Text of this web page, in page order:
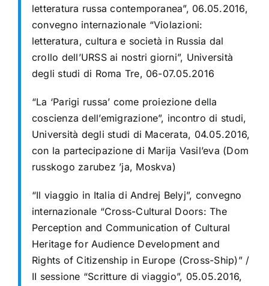
letteratura russa contemporanea”, 06.05.2016,
convegno internazionale “Violazioni:
letteratura, cultura e società in Russia dal
crollo dell’URSS ai nostri giorni”, Università
degli studi di Roma Tre, 06-07.05.2016
“La ‘Parigi russa’ come proiezione della
coscienza dell’emigrazione”, incontro di studi,
Università degli studi di Macerata, 04.05.2016,
con la partecipazione di Marija Vasil’eva (Dom
russkogo zarubez ’ja, Moskva)
“Il viaggio in Italia di Andrej Belyj”, convegno
internazionale “Cross-Cultural Doors: The
Perception and Communication of Cultural
Heritage for Audience Development and
Rights of Citizenship in Europe (Cross-Ship)” /
II sessione “Scritture di viaggio”, 05.05.2016,